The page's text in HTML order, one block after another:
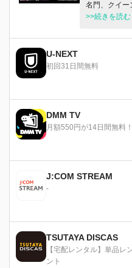
名門、クイー
女たちが在籍
潜入、カー
の能力を活
ちは何？」
>>続きを読む
U-NEXT
初回31日間無料
DMM TV
月額550円が14日間無料！
J:COM STREAM
-
TSUTAYA DISCAS
【宅配レンタル】単品レ
ント